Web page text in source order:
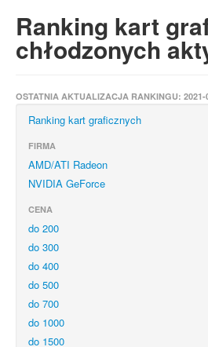
Ranking kart
chłodzonych
OSTATNIA AKTUALIZACJA RANKINGU: 2021-
Ranking kart graficznych
FIRMA
AMD/ATI Radeon
NVIDIA GeForce
CENA
do 200
do 300
do 400
do 500
do 700
do 1000
do 1500